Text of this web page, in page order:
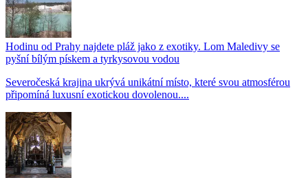
Hodinu od Prahy najdete pláž jako z exotiky. Lom Maledivy se
pyšní bílým pískem a tyrkysovou vodou
Severočeská krajina ukrývá unikátní místo, které svou atmosférou
připomíná luxusní exotickou dovolenou....